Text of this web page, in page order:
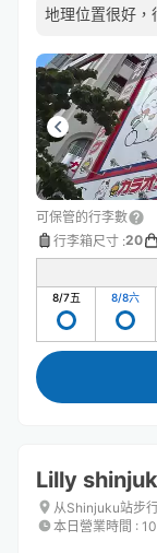
地理位置很好，
可保管的行李數
行李箱尺寸 :20
8/7五 8/8六
Lilly
从Shinjuku站步
本日營業時間 :